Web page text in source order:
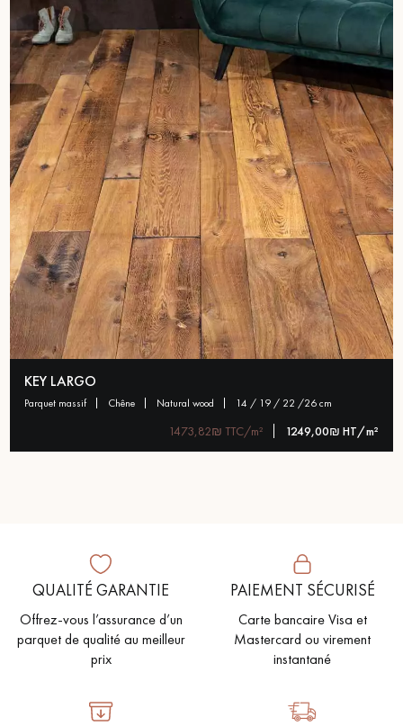
KEY LARGO
parquet massif chêne natural wood 14 / 19 / 22 /26 cm
1473,82₪ TTC/m² 1249,00₪ HT/m²
QUALITÉ GARANTIE
Offrez-vous l’assurance d’un
parquet de qualité au meilleur
prix
PAIEMENT SÉCURISÉ
Carte bancaire Visa et
Mastercard ou virement
instantané